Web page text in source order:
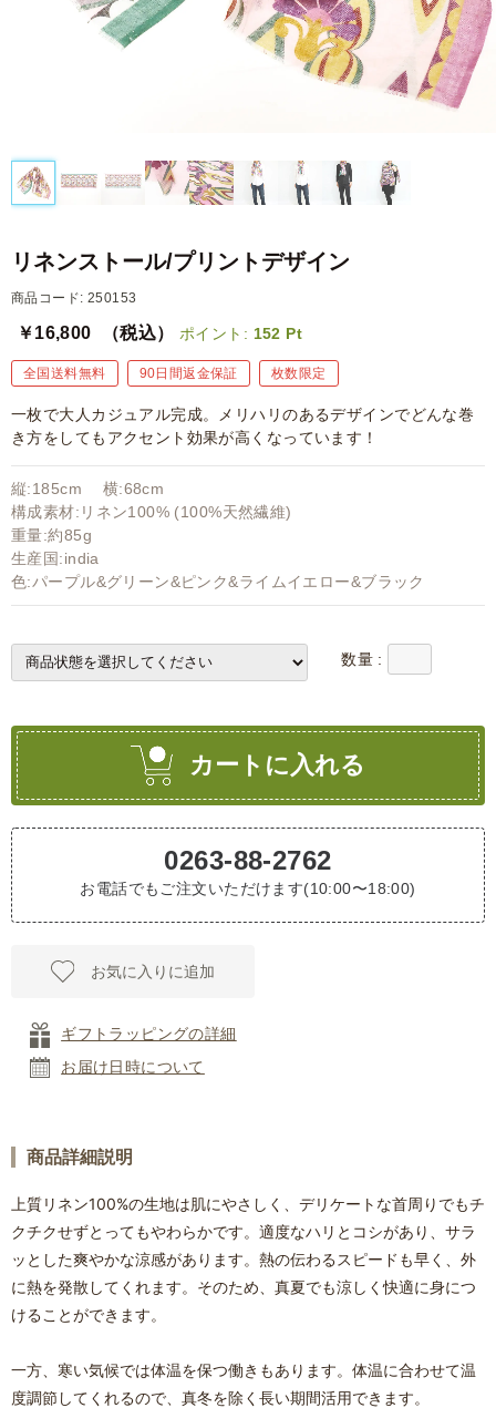
リネンストール/プリントデザイン
商品コード: 250153
￥16,800 （税込） ポイント: 152 Pt
全国送料無料 90日間返金保証 枚数限定
一枚で大人カジュアル完成。メリハリのあるデザインでどんな巻
き方をしてもアクセント効果が高くなっています！
縦:185cm 横:68cm
構成素材:リネン100% (100%天然繊維)
重量:約85g
生産国:india
色:パープル&グリーン&ピンク&ライムイエロー&ブラック
数量 :
カートに入れる
0263-88-2762
お電話でもご注文いただけます(10:00〜18:00)
お気に入りに追加
ギフトラッピングの詳細
お届け日時について
商品詳細説明
上質リネン100%の生地は肌にやさしく、デリケートな首周りでもチ
クチクせずとってもやわらかです。適度なハリとコシがあり、サラ
ッとした爽やかな涼感があります。熱の伝わるスピードも早く、外
に熱を発散してくれます。そのため、真夏でも涼しく快適に身につ
けることができます。
一方、寒い気候では体温を保つ働きもあります。体温に合わせて温
度調節してくれるので、真冬を除く長い期間活用できます。